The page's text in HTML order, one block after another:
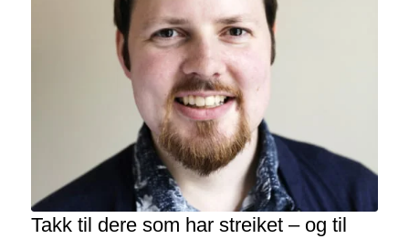
Takk til dere som har streiket – og til